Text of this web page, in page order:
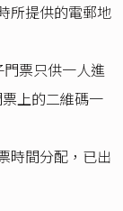
所提供的電郵地
票只供一人進
上的二維碼一
時間分配，已出